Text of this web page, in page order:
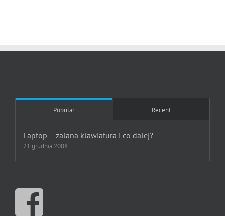
Popular Recent
Laptop – zalana klawiatura i co dalej?
21 grudnia 2008